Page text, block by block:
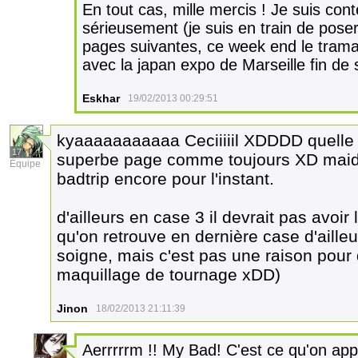
En tout cas, mille mercis ! Je suis
sérieusement (je suis en train de
pages suivantes, ce week end le
avec la japan expo de Marseille fin de
Eskhar 19/02/2013 00:29:51
17
Équipe
kyaaaaaaaaaaa Ceciiiiil XDDDD
superbe page comme toujours XD
badtrip encore pour l'instant.
d'ailleurs en case 3 il devrait pas avoir
qu'on retrouve en dernière case
soigne, mais c'est pas une raison
maquillage de tournage xDD)
Jinon 18/02/2013 21:11:39
Aerrrrrm !! My Bad! C'est ce qu'on